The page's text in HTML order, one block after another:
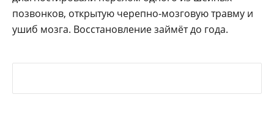
позвонков, открытую черепно-мозговую травму и
ушиб мозга. Восстановление займёт до года.